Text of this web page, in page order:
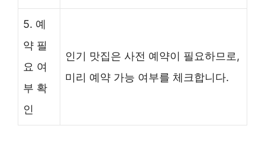
5. 예
약 필
요 여
부 확
인
인기 맛집은 사전 예약이 필요하므로,
미리 예약 가능 여부를 체크합니다.